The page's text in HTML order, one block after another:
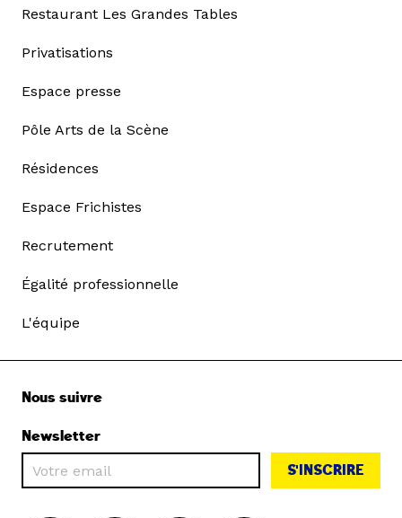
Restaurant Les Grandes Tables
Privatisations
Espace presse
Pôle Arts de la Scène
Résidences
Espace Frichistes
Recrutement
Égalité professionnelle
L'équipe
Nous suivre
Newsletter
S'INSCRIRE